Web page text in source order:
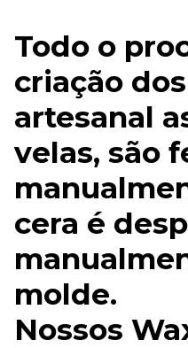
Todo o
criação
artesanal
velas, são
cera é
molde.
Nossos